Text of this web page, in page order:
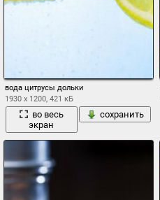
вода цитрусы дольки
1930 x 1200, 421 кБ
во весь
экран
сохранить